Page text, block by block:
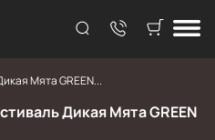
Мята GREEN...
Дикая Мята GREEN